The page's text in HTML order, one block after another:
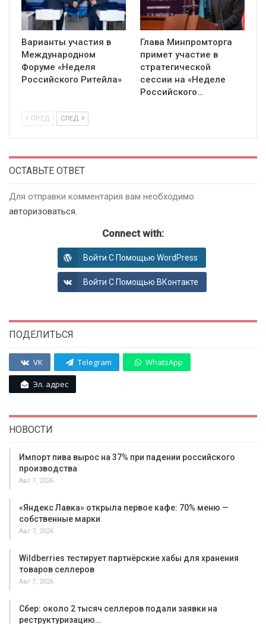
Варианты участия в
Международном
Форуме «Неделя
Российского Ритейла»
Глава Минпромторга
примет участие в
стратегической
сессии на «Неделе
Российского…
ПРЕД СЛЕД
ОСТАВЬТЕ ОТВЕТ
Для отправки комментария вам необходимо
авторизоваться.
Connect with:
Войти С Помощью WordPress
Войти С Помощью ВКонтакте
ПОДЕЛИТЬСЯ
VK Telegram WhatsApp
Эл. адрес
НОВОСТИ
Импорт пива вырос на 37% при падении российского
производства
Авг 7, 2026
«Яндекс Лавка» открыла первое кафе: 70% меню —
собственные марки
Авг 7, 2026
Wildberries тестирует партнёрские хабы для хранения
товаров селлеров
Авг 7, 2026
Сбер: около 2 тысяч селлеров подали заявки на
реструктуризацию…